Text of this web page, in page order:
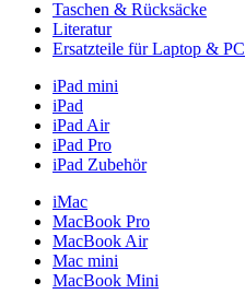
Taschen & Rücksäcke
Literatur
Ersatzteile für Laptop & PC
iPad mini
iPad
iPad Air
iPad Pro
iPad Zubehör
iMac
MacBook Pro
MacBook Air
Mac mini
MacBook Mini